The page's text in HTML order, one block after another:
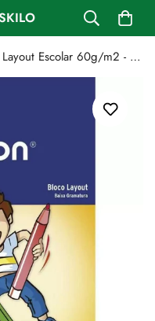
Bloco Canson A3 Layout Escolar 60g/m2 - 50 Folhas